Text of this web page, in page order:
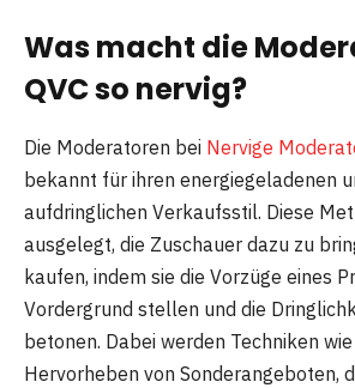
Was macht die
QVC so nervig?
Die Moderatoren bei Nervige
bekannt für ihren energiegeladenen
aufdringlichen Verkaufsstil. Diese
ausgelegt, die Zuschauer dazu zu
kaufen, indem sie die Vorzüge eines
Vordergrund stellen und die
betonen. Dabei werden Techniken
Hervorheben von Sonderangeboten,